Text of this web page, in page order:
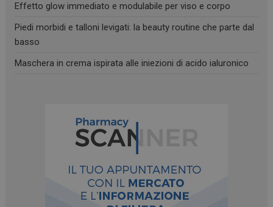
Effetto glow immediato e modulabile per viso e corpo
Piedi morbidi e talloni levigati: la beauty routine che parte dal
basso
Maschera in crema ispirata alle iniezioni di acido ialuronico